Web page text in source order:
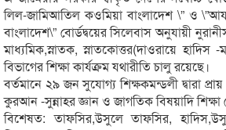
লিল-জামিআতিল কওমিয়া বাংলাদেশ \” ও
বাংলাদেশ\” বোর্ডদ্বয়ের সিলেবাস অনুযায়ী
মাধ্যমিক,স্নাতক, স্নাতকোত্তর(দাওরায়ে
বিভাগের শিক্ষা কার্যক্রম যথারীতি চালু রয়েছে।
বর্তমানে ২৯ জন সুযোগ্য শিক্ষকমন্ডলী দ্বারা
কুরআন -সুন্নাহর জ্ঞান ও জাগতিক বিষয়াদি শিক্ষা
বিশেষত: তাফসির,উসুলে তাফসির,